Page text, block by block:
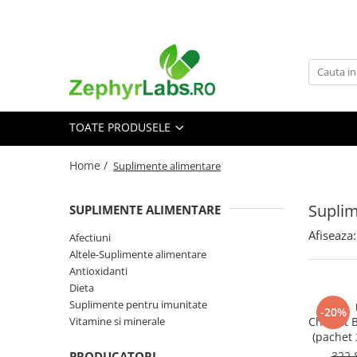
Alimentatie sanatoasa
Ingrijire și cosmetice
Scutece si servetele
Cosmetice copii
Protectie anti-insecte
Hrana pentru bebelusi
TOATE PRODUSELE
Home / Suplimente alimentare
SUPLIMENTE ALIMENTARE
Afectiuni
Altele-Suplimente alimentare
Antioxidanti
Dieta
Suplimente pentru imunitate
Vitamine si minerale
Afiseaza:
-20%
Cholest
(pachet